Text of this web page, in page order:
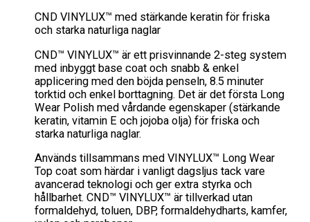
CND VINYLUX™ med stärkande keratin för friska
och starka naturliga naglar
CND™ VINYLUX™ är ett prisvinnande 2-steg system
med inbyggt base coat och snabb & enkel
applicering med den böjda penseln, 8.5 minuter
torktid och enkel borttagning. Det är det första Long
Wear Polish med vårdande egenskaper (stärkande
keratin, vitamin E och jojoba olja) för friska och
starka naturliga naglar.
Används tillsammans med VINYLUX™ Long Wear
Top coat som härdar i vanligt dagsljus tack vare
avancerad teknologi och ger extra styrka och
hållbarhet. CND™ VINYLUX™ är tillverkad utan
formaldehyd, toluen, DBP, formaldehydharts, kamfer,